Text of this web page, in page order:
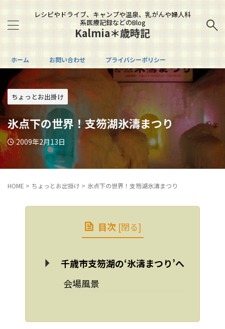
レシピやドライブ、キャンプや温泉、乳がんや婦人科
系医療記録などのBlog
Kalmia＊歳時記
ホーム お問い合わせ プライバシーポリシー
ちょっとお出掛け
氷点下の世界！支笏湖氷濤まつり
2009年2月13日
HOME > ちょっとお出掛け > 氷点下の世界！支笏湖氷濤まつり
目次 [閉る]
千歳市支笏湖の‘氷濤まつり’へ
会場風景